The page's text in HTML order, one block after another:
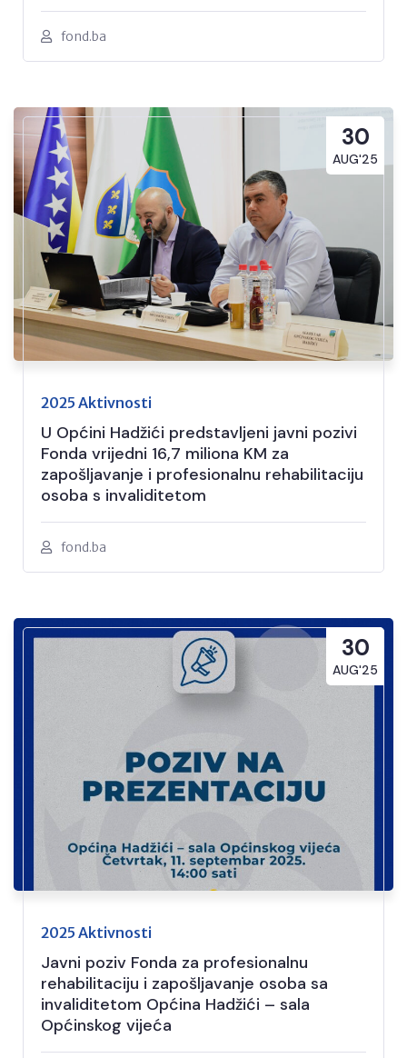
fond.ba
30
AUG'25
2025 Aktivnosti
U Općini Hadžići predstavljeni javni pozivi
Fonda vrijedni 16,7 miliona KM za
zapošljavanje i profesionalnu rehabilitaciju
osoba s invaliditetom
fond.ba
30
AUG'25
2025 Aktivnosti
Javni poziv Fonda za profesionalnu
rehabilitaciju i zapošljavanje osoba sa
invaliditetom Općina Hadžići – sala
Općinskog vijeća